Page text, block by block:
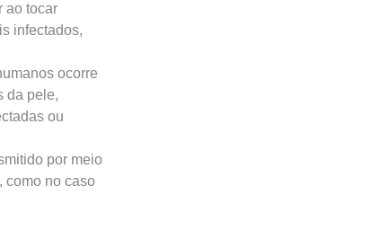
ao tocar
infectados,
ocorre
da pele,
ou
por meio
como no caso